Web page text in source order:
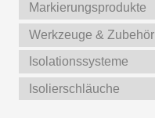
Markierungsprodukte
Werkzeuge & Zubehör
Isolationssysteme
Isolierschläuche